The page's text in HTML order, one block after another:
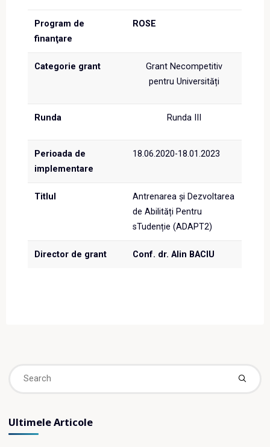
Program de
finanţare
ROSE
Categorie grant
Grant Necompetitiv
pentru Universități
Runda Runda III
Perioada de
implementare
18.06.2020-18.01.2023
Titlul
Antrenarea și Dezvoltarea
de Abilități Pentru
sTudenție (ADAPT2)
Director de grant Conf. dr. Alin BACIU
Ultimele Articole